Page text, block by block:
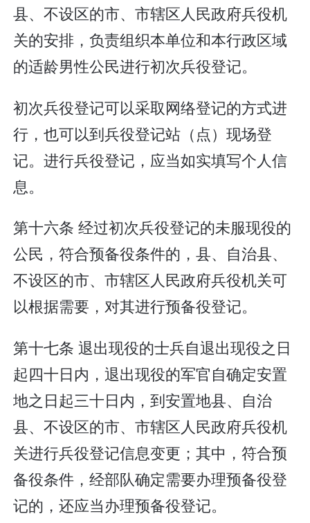
县、不设区的市、市辖区人民政府兵役机
关的安排，负责组织本单位和本行政区域
的适龄男性公民进行初次兵役登记。
初次兵役登记可以采取网络登记的方式进
行，也可以到兵役登记站（点）现场登
记。进行兵役登记，应当如实填写个人信
息。
第十六条 经过初次兵役登记的未服现役的
公民，符合预备役条件的，县、自治县、
不设区的市、市辖区人民政府兵役机关可
以根据需要，对其进行预备役登记。
第十七条 退出现役的士兵自退出现役之日
起四十日内，退出现役的军官自确定安置
地之日起三十日内，到安置地县、自治
县、不设区的市、市辖区人民政府兵役机
关进行兵役登记信息变更；其中，符合预
备役条件，经部队确定需要办理预备役登
记的，还应当办理预备役登记。